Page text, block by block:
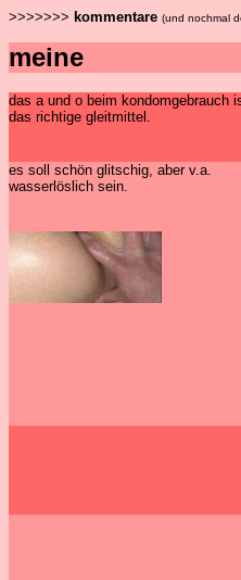
>>>>>>> kommentare (und nochmal
meine
das a und o beim kondomgebrauch
das richtige gleitmittel.
es soll schön glitschig, aber v.a.
wasserlöslich sein.